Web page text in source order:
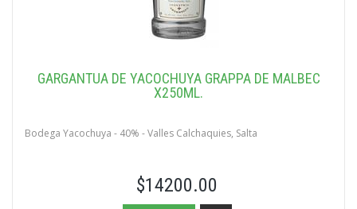
GARGANTUA DE YACOCHUYA GRAPPA DE MALBEC
X250ML.
Bodega Yacochuya - 40% - Valles Calchaquies, Salta
$14200.00